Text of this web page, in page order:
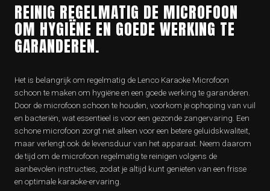
REINIG REGELMATIG DE MICROFOON
OM HYGIËNE EN GOEDE WERKING TE
GARANDEREN.
Het is belangrijk om regelmatig de Lenco Karaoke Microfoon
schoon te maken om hygiëne en een goede werking te garanderen.
Door de microfoon schoon te houden, voorkom je ophoping van vuil
en bacteriën, wat essentieel is voor een gezonde zangervaring. Een
schone microfoon zorgt niet alleen voor een betere geluidskwaliteit,
maar verlengt ook de levensduur van het apparaat. Neem daarom
de tijd om de microfoon regelmatig te reinigen volgens de
aanbevolen instructies, zodat je altijd kunt genieten van een frisse
en optimale karaoke-ervaring.